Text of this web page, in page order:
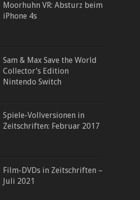
Moorhuhn VR: Absturz beim
iPhone 4s
Sam & Max Save the World
Collector’s Edition
Nintendo Switch
Spiele-Vollversionen in
Zeitschriften: Februar 2017
Film-DVDs in Zeitschriften –
Juli 2021